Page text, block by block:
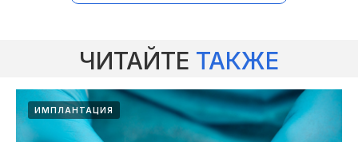
ЧИТАЙТЕ ТАКЖЕ
ИМПЛАНТАЦИЯ